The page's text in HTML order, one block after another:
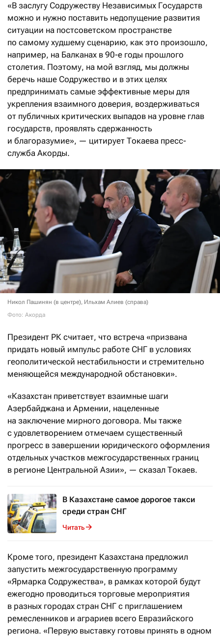
«В заслугу Содружеству Независимых Государств
можно и нужно поставить недопущение развития
ситуации на постсоветском пространстве
по самому худшему сценарию, как это произошло,
например, на Балканах в 90-е годы прошлого
столетия. Поэтому, на мой взгляд, мы должны
беречь наше Содружество и в этих целях
предпринимать самые эффективные меры для
укрепления взаимного доверия, воздерживаться
от публичных критических выпадов на уровне глав
государств, проявлять сдержанность
и благоразумие», — цитирует Токаева пресс-
служба Акорды.
Никол Пашинян (в центре), Ильхам Алиев (справа)
Фото: Акорда
Президент РК считает, что встреча «призвана
придать новый импульс работе СНГ в условиях
геополитической нестабильности и стремительно
меняющейся международной обстановки».
«Казахстан приветствует взаимные шаги
Азербайджана и Армении, нацеленные
на заключение мирного договора. Мы также
с удовлетворением отмечаем существенный
прогресс в завершении юридического оформления
отдельных участков межгосударственных границ
в регионе Центральной Азии», — сказал Токаев.
В Казахстане самое дорогое такси
среди стран СНГ
Читать
Кроме того, президент Казахстана предложил
запустить межгосударственную программу
«Ярмарка Содружества», в рамках которой будут
ежегодно проводиться торговые мероприятия
в разных городах стран СНГ с приглашением
ремесленников и аграриев всего Евразийского
региона. «Первую выставку готовы принять в одном